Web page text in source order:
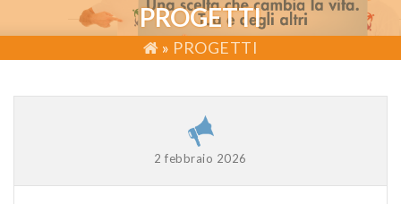
PROGETTI
» PROGETTI
2 febbraio 2026